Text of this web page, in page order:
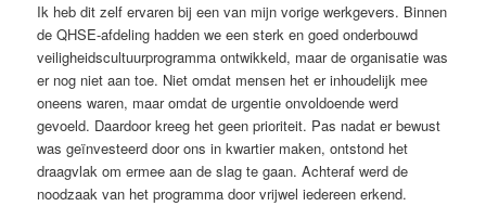
Ik heb dit zelf ervaren bij een van mijn vorige werkgevers. Binnen
de QHSE-afdeling hadden we een sterk en goed onderbouwd
veiligheidscultuurprogramma ontwikkeld, maar de organisatie was
er nog niet aan toe. Niet omdat mensen het er inhoudelijk mee
oneens waren, maar omdat de urgentie onvoldoende werd
gevoeld. Daardoor kreeg het geen prioriteit. Pas nadat er bewust
was geïnvesteerd door ons in kwartier maken, ontstond het
draagvlak om ermee aan de slag te gaan. Achteraf werd de
noodzaak van het programma door vrijwel iedereen erkend.